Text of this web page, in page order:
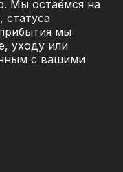
Мы остаёмся на
статуса
мы
уходу или
с вашими